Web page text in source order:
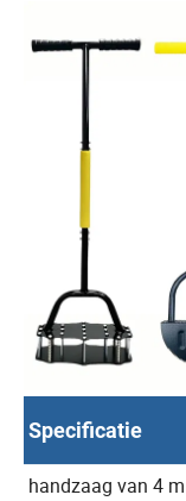
Specificatie
handzaag van 4